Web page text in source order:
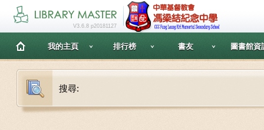
V3.6.8 p20181127
我的主頁 排行榜 書友 圖書館資
搜尋: